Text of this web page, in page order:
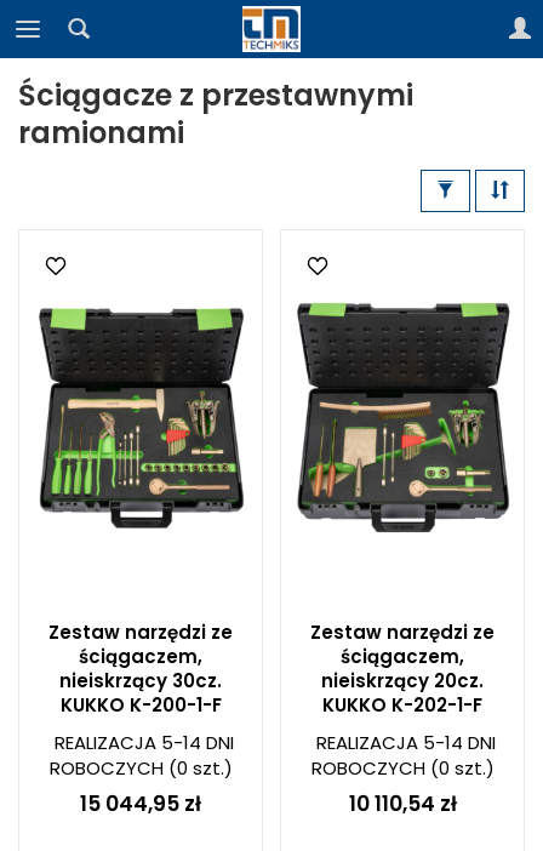
Ściągacze z przestawnymi
ramionami
Zestaw narzędzi ze
ściągaczem,
nieiskrzący 30cz.
KUKKO K-200-1-F
REALIZACJA 5-14 DNI
ROBOCZYCH(0 szt.)
15 044,95 zł
Zestaw narzędzi ze
ściągaczem,
nieiskrzący 20cz.
KUKKO K-202-1-F
REALIZACJA 5-14 DNI
ROBOCZYCH(0 szt.)
10 110,54 zł